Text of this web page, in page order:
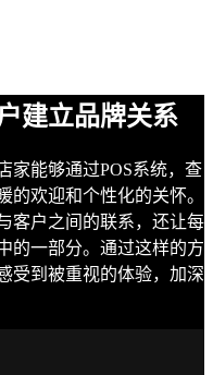
建立品牌关系
家能够通过POS系统，查
的欢迎和个性化的关怀。
客户之间的联系，还让每
的一部分。通过这样的方
受到被重视的体验，加深